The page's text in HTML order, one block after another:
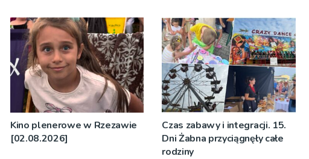
Kino plenerowe w Rzezawie
[02.08.2026]
Czas zabawy i integracji. 15.
Dni Żabna przyciągnęły całe
rodziny